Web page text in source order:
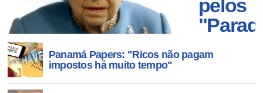
pelos
Panamá Papers: "Ricos não pagam
impostos há muito tempo"